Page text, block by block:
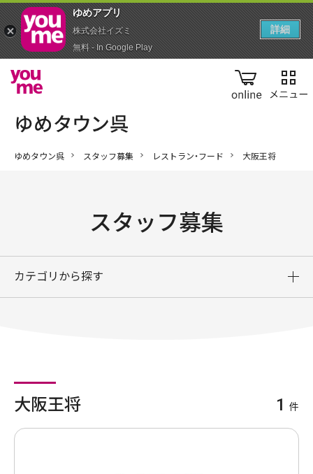
online
ゆめタウン呉 スタッフ募集 レストラン・フード 大阪王将
スタッフ募集
カテゴリから探す
大阪王将 1 件
ゆめアプ‪リ‬
株式会社イズミ
無料 - In Google Play
詳細